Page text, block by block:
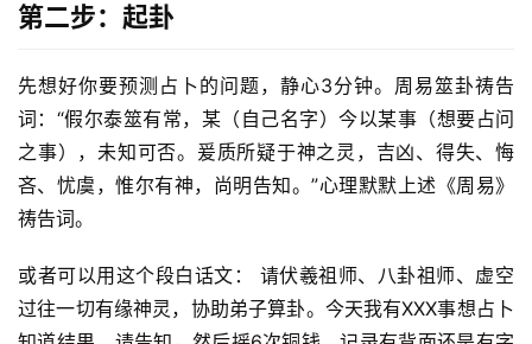
第二步：起卦
先想好你要预测占卜的问题，静心3分钟。周易筮卦祷告
词：“假尔泰筮有常，某（自己名字）今以某事（想要占问
之事），未知可否。爰质所疑于神之灵，吉凶、得失、悔
吝、忧虞，惟尔有神，尚明告知。”心理默默上述《周易》
祷告词。
或者可以用这个段白话文： 请伏羲祖师、八卦祖师、虚空
过往一切有缘神灵，协助弟子算卦。今天我有XXX事想占卜